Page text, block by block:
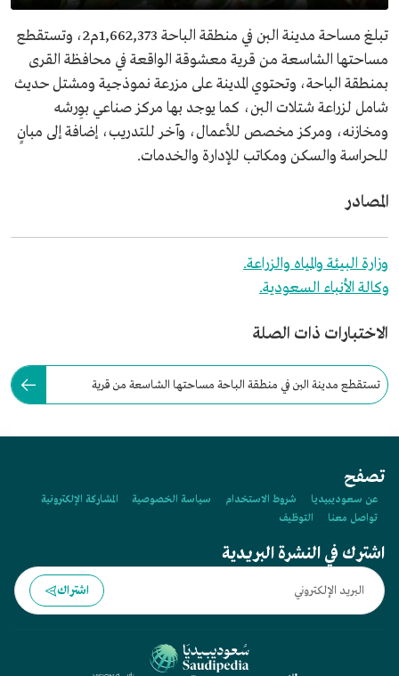
تبلغ مساحة مدينة البن في منطقة الباحة 1,662,373م2، وتستقطع
مساحتها الشاسعة من قرية معشوقة الواقعة في محافظة القرى
بمنطقة الباحة، وتحتوي المدينة على مزرعة نموذجية ومشتل حديث
شامل لزراعة شتلات البن، كما يوجد بها مركز صناعي بوِرشه
ومخازنه، ومركز مخصص للأعمال، وآخر للتدريب، إضافة إلى مبانٍ
للحراسة والسكن ومكاتب للإدارة والخدمات.
المصادر
وزارة البيئة والمياه والزراعة.
وكالة الأنباء السعودية.
الاختبارات ذات الصلة
تستقطع مدينة البن في منطقة الباحة مساحتها الشاسعة من قرية
تصفح
عن سعوديبيديا شروط الاستخدام سياسة الخصوصية
المشاركة الإلكترونية
تواصل معنا
التوظيف
اشترك في النشرة البريدية
اشتراك